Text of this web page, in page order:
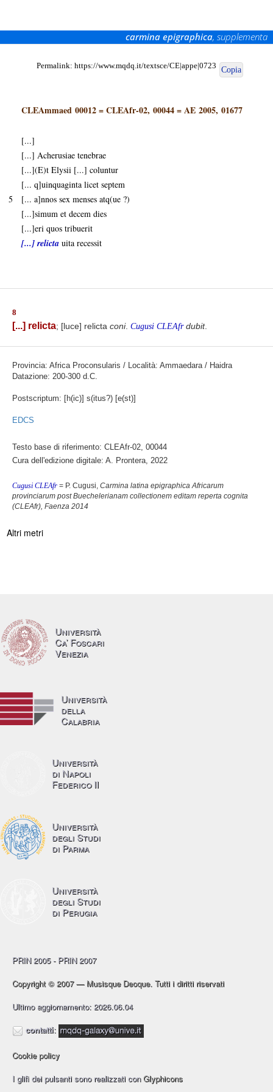
carmina epigraphica, supplementa
Permalink: https://www.mqdq.it/textsce/CE|appe|0723 Copia
CLEAmmaed 00012=CLEAfr-02, 00044=AE 2005, 01677
[...]
[...] Acherusiae tenebrae
[...](E)t Elysii [...] coluntur
[... q]uinquaginta licet septem
5
[... a]nnos sex menses atq(ue ?)
[...]simum et decem dies
[...]eri quos tribuerit
[...] relicta uita recessit
8
[...] relicta; [luce] relicta coni. Cugusi CLEAfr dubit.
Provincia: Africa Proconsularis / Località: Ammaedara / Haidra
Datazione: 200-300 d.C.
Postscriptum: [h(ic)] s(itus?) [e(st)]
EDCS
Testo base di riferimento: CLEAfr-02, 00044
Cura dell'edizione digitale: A. Prontera, 2022
Cugusi CLEAfr = P. Cugusi, Carmina latina epigraphica Africarum
provinciarum post Buechelerianam collectionem editam reperta cognita
(CLEAfr), Faenza 2014
Altri metri
Università
Ca’ Foscari
Venezia
Università
della
Calabria
Università
di Napoli
Federico II
Università
degli Studi
di Parma
Università
degli Studi
di Perugia
PRIN 2005 - PRIN 2007
Copyright © 2007 — Musisque Deoque. Tutti i diritti riservati
Ultimo aggiornamento: 2026.06.04
contatti:
Cookie policy
I glifi dei pulsanti sono realizzati conGlyphicons